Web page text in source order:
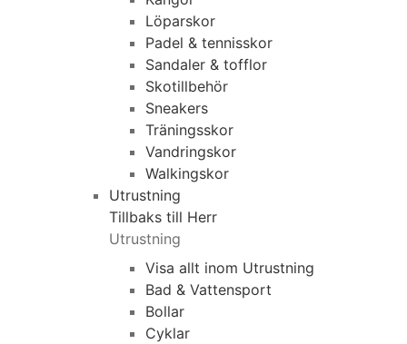
Löparskor
Padel & tennisskor
Sandaler & tofflor
Skotillbehör
Sneakers
Träningsskor
Vandringskor
Walkingskor
Utrustning
Tillbaks till Herr
Utrustning
Visa allt inom Utrustning
Bad & Vattensport
Bollar
Cyklar